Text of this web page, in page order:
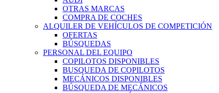
OTRAS MARCAS
COMPRA DE COCHES
ALQUILER DE VEHÍCULOS DE COMPETICIÓN
OFERTAS
BÚSQUEDAS
PERSONAL DEL EQUIPO
COPILOTOS DISPONIBLES
BUSQUEDA DE COPILOTOS
MECÁNICOS DISPONIBLES
BÚSQUEDA DE MECÁNICOS